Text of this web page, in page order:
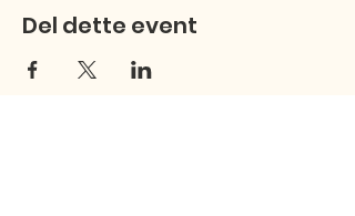
Del dette event